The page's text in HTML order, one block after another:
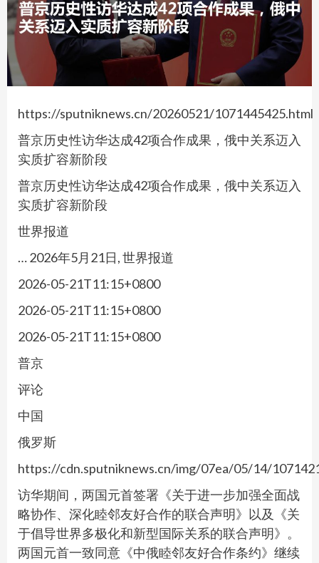
https://sputniknews.cn/20260521/1071445425.html
普京历史性访华达成42项合作成果，俄中关系迈入
实质扩容新阶段
普京历史性访华达成42项合作成果，俄中关系迈入
实质扩容新阶段
世界报道
… 2026年5月21日, 世界报道
2026-05-21T11:15+0800
2026-05-21T11:15+0800
2026-05-21T11:15+0800
普京
评论
中国
俄罗斯
https://cdn.sputniknews.cn/img/07ea/05/14/
访华期间，两国元首签署《关于进一步加强全面战
略协作、深化睦邻友好合作的联合声明》以及《关
于倡导世界多极化和新型国际关系的联合声明》。
两国元首一致同意《中俄睦邻友好合作条约》继续